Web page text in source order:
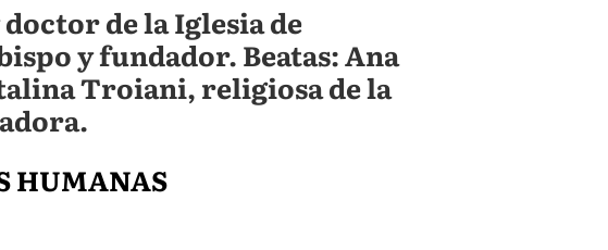
de la Iglesia de
y fundador. Beatas: Ana
Troiani, religiosa de la
HUMANAS